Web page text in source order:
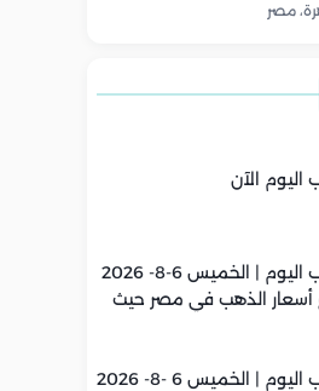
مصر
اليوم الآن
أسعار الذهب اليوم | الخميس 6-8- 2026
أسعار الذهب في مصر حيث
أسعار الذهب اليوم | الخميس 6 -8- 2026